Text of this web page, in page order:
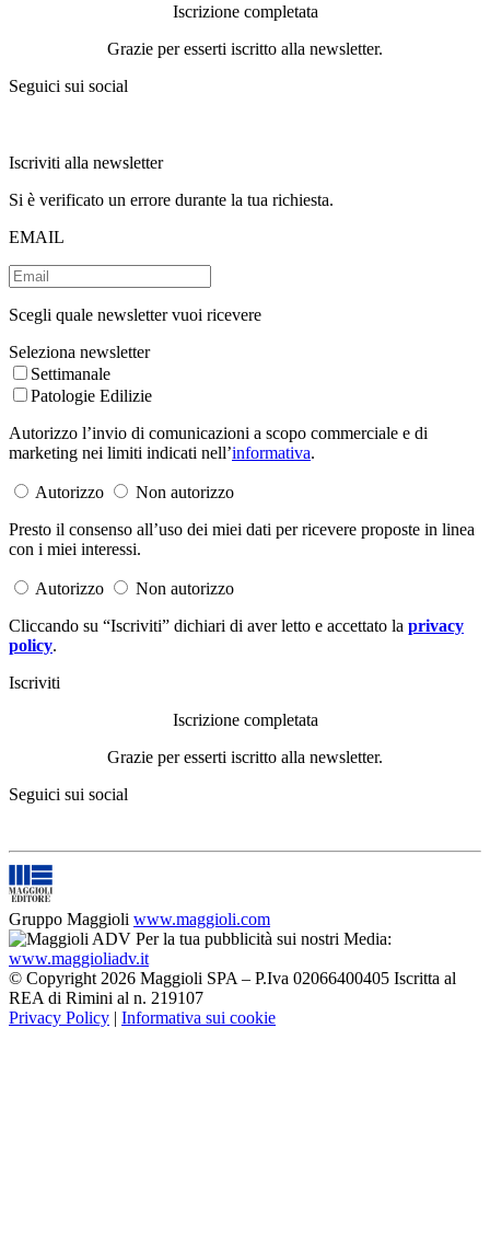
Iscrizione completata
Grazie per esserti iscritto alla newsletter.
Seguici sui social
Iscriviti alla newsletter
Si è verificato un errore durante la tua richiesta.
EMAIL
Scegli quale newsletter vuoi ricevere
Seleziona newsletter
Settimanale
Patologie Edilizie
Autorizzo l’invio di comunicazioni a scopo commerciale e di
marketing nei limiti indicati nell’informativa.
Autorizzo
Non autorizzo
Presto il consenso all’uso dei miei dati per ricevere proposte in linea
con i miei interessi.
Autorizzo
Non autorizzo
Cliccando su “Iscriviti” dichiari di aver letto e accettato la privacy
policy.
Iscriviti
Iscrizione completata
Grazie per esserti iscritto alla newsletter.
Seguici sui social
Gruppo Maggioli www.maggioli.com
Per la tua pubblicità sui nostri Media:
www.maggioliadv.it
© Copyright 2026 Maggioli SPA – P.Iva 02066400405 Iscritta al
REA di Rimini al n. 219107
Privacy Policy | Informativa sui cookie